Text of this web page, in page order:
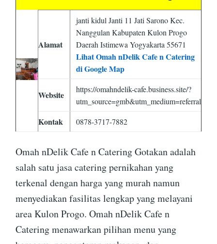
Alamat
janti kidul Janti 11 Jati Sarono Kec.
Nanggulan Kabupaten Kulon Progo
Daerah Istimewa Yogyakarta 55671
Lihat Omah nDelik Cafe n Catering
di Google Map
Website
https://omahndelik-cafe.business.site/?
utm_source=gmb&utm_medium=referral
Kontak 0878-3717-7882
Omah nDelik Cafe n Catering Gotakan adalah
salah satu jasa catering pernikahan yang
terkenal dengan harga yang murah namun
menyediakan fasilitas lengkap yang melayani
area Kulon Progo. Omah nDelik Cafe n
Catering menawarkan pilihan menu yang